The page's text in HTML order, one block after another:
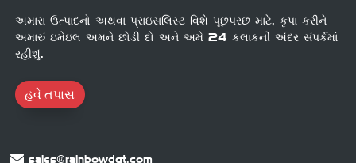
અમારા ઉત્પાદનો અથવા પ્રાઇસલિસ્ટ વિશે પૂછપરછ માટે, કૃપા કરીને
અમારું ઇમેઇલ અમને છોડી દો અને અમે 24 કલાકની અંદર સંપર્કમાં
રહીશું.
હવે તપાસ
sales@rainbowdgt.com